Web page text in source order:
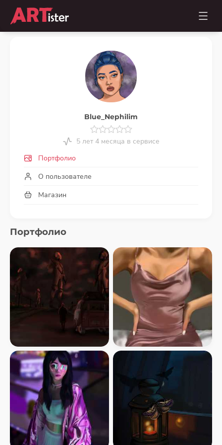
Blue_Nephilim
5 лет 4 месяца в сервисе
Портфолио
О пользователе
Магазин
Портфолио